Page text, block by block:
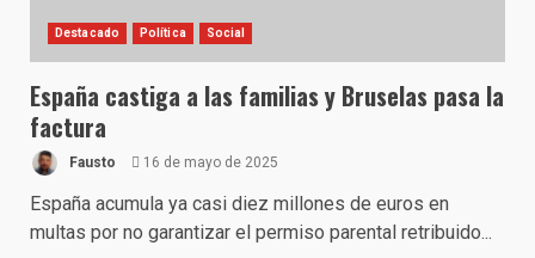
Destacado Política Social
España castiga a las familias y Bruselas pasa la
factura
Fausto 16 de mayo de 2025
España acumula ya casi diez millones de euros en
multas por no garantizar el permiso parental retribuido...